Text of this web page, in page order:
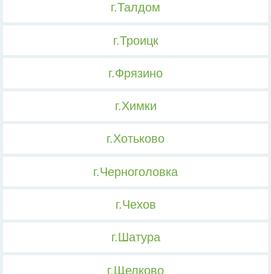
г.Талдом
г.Троицк
г.Фрязино
г.Химки
г.Хотьково
г.Черноголовка
г.Чехов
г.Шатура
г.Щелково